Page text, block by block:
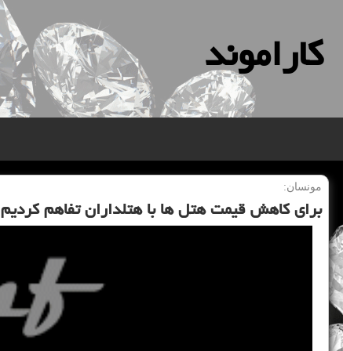
كاراموند
مونسان:
برای كاهش قیمت هتل ها با هتلداران تفاهم كردیم